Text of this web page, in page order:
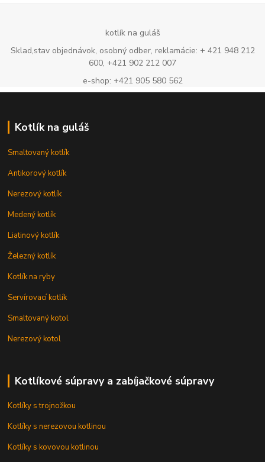
kotlík na guláš
Sklad,stav objednávok, osobný odber, reklamácie: + 421 948 212
600, +421 902 212 007
e-shop: +421 905 580 562
Kotlík na guláš
Smaltovaný kotlík
Antikorový kotlík
Nerezový kotlík
Medený kotlík
Liatinový kotlík
Železný kotlík
Kotlík na ryby
Servírovací kotlík
Smaltovaný kotol
Nerezový kotol
Kotlíkové súpravy a zabíjačkové súpravy
Kotlíky s trojnožkou
Kotlíky s nerezovou kotlinou
Kotlíky s kovovou kotlinou